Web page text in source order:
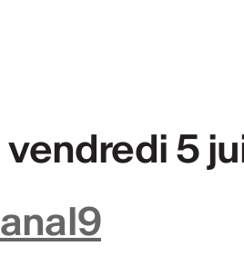
vendredi 5